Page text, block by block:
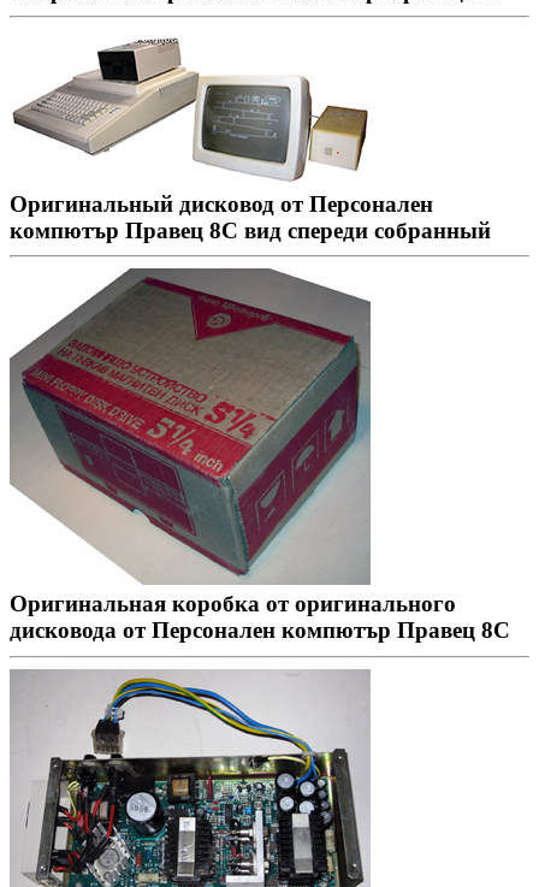
Оригинальный дисковод от Персонален
компютър Правец 8С вид спереди собранный
Оригинальная коробка от оригинального
дисковода от Персонален компютър Правец 8С